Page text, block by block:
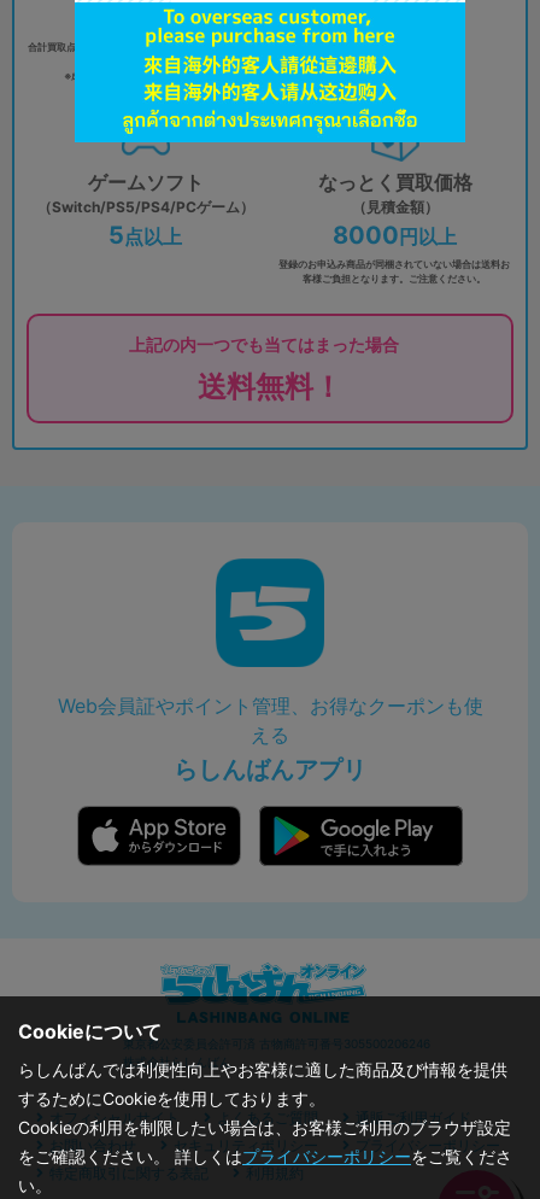
点以上
合計買取点数（女性同人誌／全年齢向書籍を除く）30
点以上
※成年向コミックスは対象商品です。
（プライズ含む）
5点以上
ゲームソフト
（Switch/PS5/PS4/PCゲーム）
5点以上
なっとく買取価格
（見積金額）
8000円以上
登録のお申込み商品が同梱されていない場合は送料お
客様ご負担となります。ご注意ください。
上記の内一つでも当てはまった場合
送料無料！
Web会員証やポイント管理、お得なクーポンも使
える
らしんばんアプリ
東京都公安委員会許可済 古物商許可番号305500206246
株式会社らしんばん
オフィシャルサイト よくあるご質問
通販ご利用ガイド
お問い合わせ
セキュリティポリシー
プライバシーポリシー
特定商取引に関する表記
利用規約
Cookieについて
らしんばんでは利便性向上やお客様に適した商品及び情報を提供
するためにCookieを使用しております。
Cookieの利用を制限したい場合は、お客様ご利用のブラウザ設定
をご確認ください。 詳しくはプライバシーポリシーをご覧くださ
い。